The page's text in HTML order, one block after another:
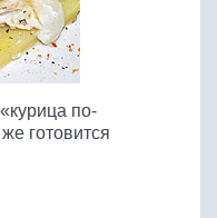
по-
готовится